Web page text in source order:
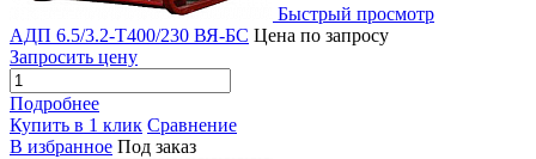
Быстрый просмотр
АДП 6.5/3.2-Т400/230 ВЯ-БС Цена по запросу
Запросить цену
Подробнее
Купить в 1 клик Сравнение
В избранное Под заказ